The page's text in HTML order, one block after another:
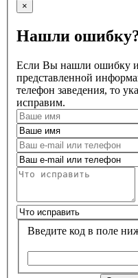
×
Нашли
Если Вы нашли ошибку
представленной
телефон заведения, то
исправим.
Введите код в поле